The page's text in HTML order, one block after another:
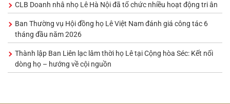
CLB Doanh nhâ nhọ Lê Hà Nội đã tổ chức nhiều hoạt động tri ân
Ban Thường vụ Hội đồng họ Lê Việt Nam đánh giá công tác 6
tháng đầu năm 2026
Thành lập Ban Liên lạc lâm thời họ Lê tại Cộng hòa Séc: Kết nối
dòng họ – hướng về cội nguồn